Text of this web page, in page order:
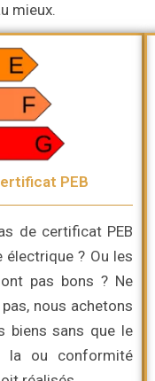
mieux.
PEB
de certificat PEB
? Ou les
pas bons ? Ne
nous achetons
biens sans que le
la ou conformité